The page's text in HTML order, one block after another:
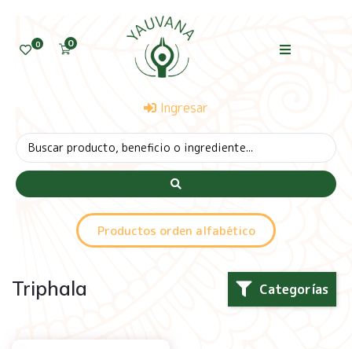
0 0
Ingresar
Productos orden alfabético
Categorías
Triphala